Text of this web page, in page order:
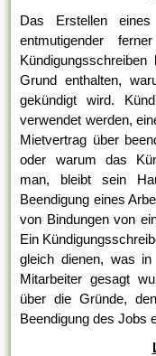
Das Erstellen eines
entmutigender
Grund enthalten,
gekündigt wird.
verwendet werden,
Mietvertrag über
oder warum das
man, bleibt sein
Beendigung eines
von Bindungen von
Ein
gleich dienen, was
Mitarbeiter gesagt
über die Gründe,
Beendigung des Jobs